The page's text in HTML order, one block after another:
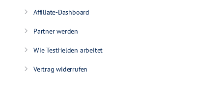
Affiliate-Dashboard
Partner werden
Wie TestHelden arbeitet
Vertrag widerrufen